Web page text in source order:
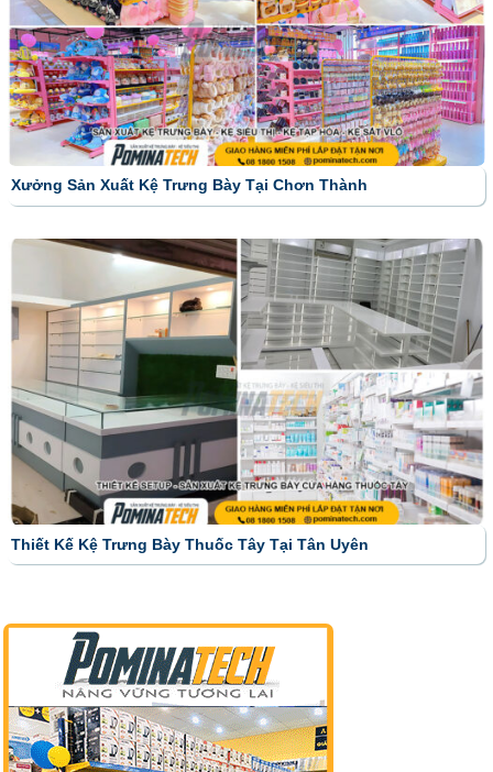
Xưởng Sản Xuất Kệ Trưng Bày Tại Chơn Thành
Thiết Kế Kệ Trưng Bày Thuốc Tây Tại Tân Uyên